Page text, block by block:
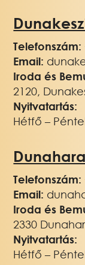
Telefonszám:
Email:
Iroda és
2120,
Nyitvatartás:
Hétfő –
Telefonszám:
Email:
Iroda és
2330
Nyitvatartás:
Hétfő –